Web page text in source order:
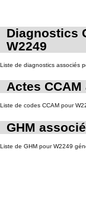
Diagnostics
W2249
Liste de diagnostics associés
Actes
Liste de codes CCAM pour
GHM
Liste de GHM pour W2249